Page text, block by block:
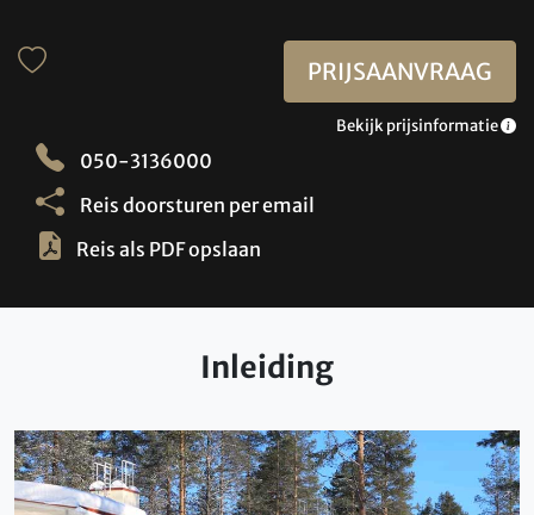
PRIJSAANVRAAG
Bekijk prijsinformatie
050-3136000
Reis doorsturen per email
Reis als PDF opslaan
Inleiding